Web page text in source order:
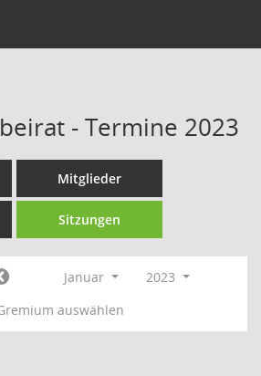
- Termine 2023
Mitglieder
Sitzungen
Januar
2023
auswählen